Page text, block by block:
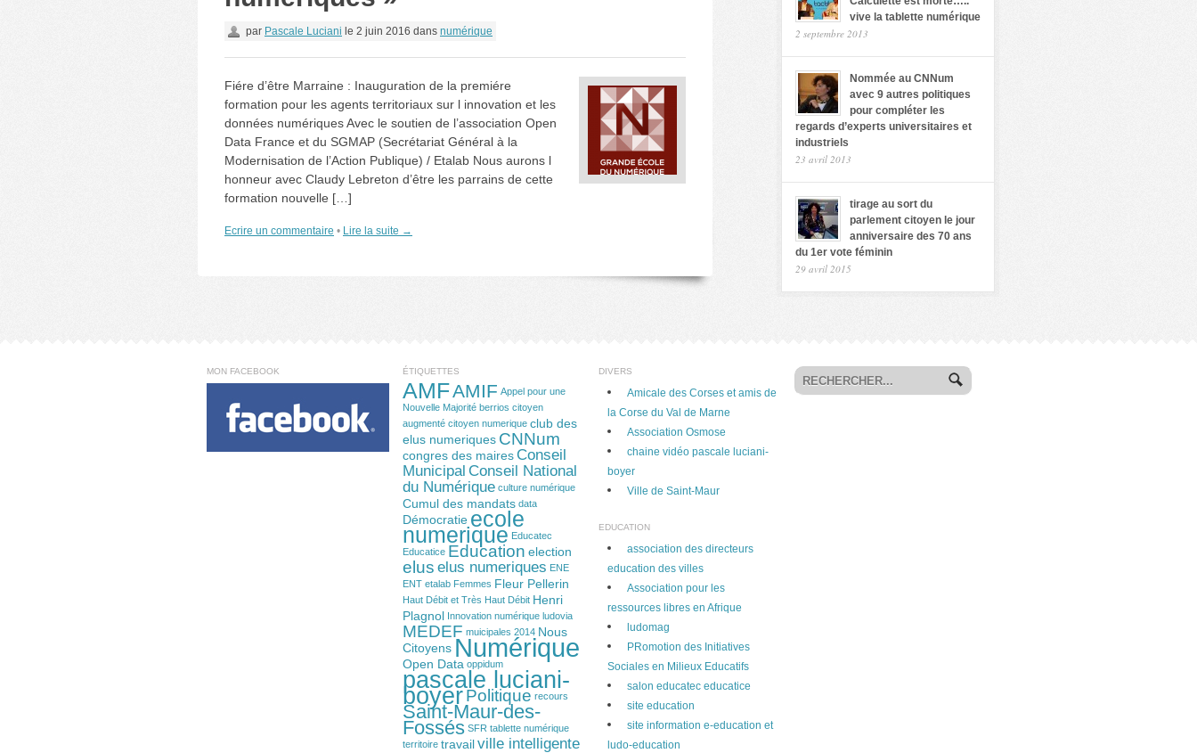
par Pascale Luciani le 2 juin 2016 dans numérique
Fiére d’être Marraine : Inauguration de la premiére
formation pour les agents territoriaux sur l innovation et les
données numériques Avec le soutien de l’association Open
Data France et du SGMAP (Secrétariat Général à la
Modernisation de l’Action Publique) / Etalab Nous aurons l
honneur avec Claudy Lebreton d’être les parrains de cette
formation nouvelle […]
Ecrire un commentaire • Lire la suite →
vive la tablette numérique
2 septembre 2013
Nommée au CNNum
avec 9 autres politiques
pour compléter les
regards d’experts universitaires et
industriels
23 avril 2013
tirage au sort du
parlement citoyen le jour
anniversaire des 70 ans
du 1er vote féminin
29 avril 2015
MON FACEBOOK ÉTIQUETTES
AMFAMIF Appel pour une
Nouvelle Majorité berrios citoyen
augmenté citoyen numerique club des
elus numeriques CNNum
congres des maires Conseil
Municipal Conseil National
du Numérique culture numérique
Cumul des mandats data
Démocratie ecole
numerique Educatec
Educatice Education election
elus elus numeriques ENE
ENT etalab Femmes Fleur Pellerin
Haut Débit et Très Haut Débit Henri
Plagnol Innovation numérique ludovia
MEDEF muicipales 2014 Nous
CitoyensNumérique
Open Data oppidum
pascale luciani-
boyerPolitique recours
Saint-Maur-des-
Fossés SFR tablette numérique
territoire travailville intelligente
DIVERS
Amicale des Corses et amis de
la Corse du Val de Marne
Association Osmose
chaine vidéo pascale luciani-
boyer
Ville de Saint-Maur
EDUCATION
association des directeurs
education des villes
Association pour les
ressources libres en Afrique
ludomag
PRomotion des Initiatives
Sociales en Milieux Educatifs
salon educatec educatice
site education
site information e-education et
ludo-education